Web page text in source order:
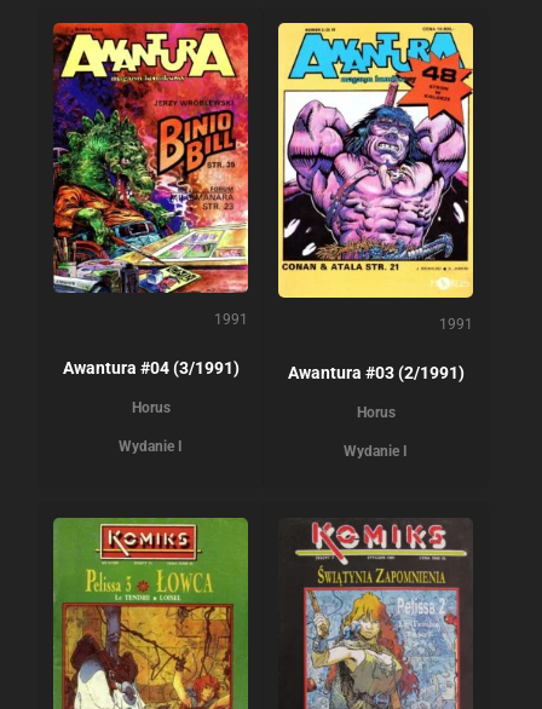
1991
Awantura #04 (3/1991)
Horus
Wydanie I
1991
Awantura #03 (2/1991)
Horus
Wydanie I